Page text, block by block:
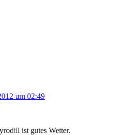
um 02:49
ist gutes Wetter.